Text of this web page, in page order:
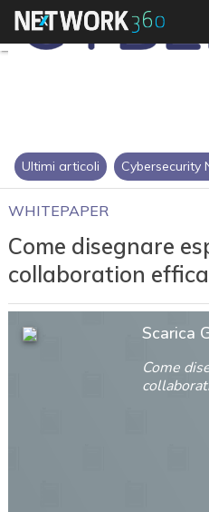
Ultimi articoli Cybersecurity
WHITEPAPER
Come disegnare
collaboration
Scarica
Come